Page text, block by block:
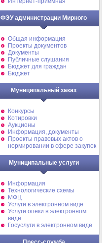
ФЭУ администрации Мирного
Общая информация
Проекты документов
Документы
Публичные слушания
Бюджет для граждан
Бюджет
Муниципальный заказ
Конкурсы
Котировки
Аукционы
Информация, документы
Проекты правовых актов о
нормировании в сфере закупок
Муниципальные услуги
Информация
Технологические схемы
МФЦ
Услуги в электронном виде
Услуги опеки в электронном
виде
Госуслуги в электронном виде